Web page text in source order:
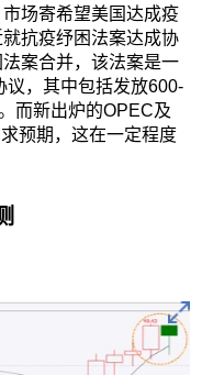
场寄希望美国达成疫
抗疫纾困法案达成协
案合并，该法案是一
议，其中包括发放600-
而新出炉的OPEC及
预期，这在一定程度